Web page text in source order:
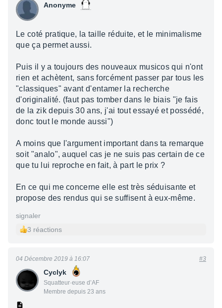
Anonyme
Le coté pratique, la taille réduite, et le minimalisme
que ça permet aussi.
Puis il y a toujours des nouveaux musicos qui n'ont
rien et achètent, sans forcément passer par tous les
"classiques" avant d'entamer la recherche
d'originalité. (faut pas tomber dans le biais "je fais
de la zik depuis 30 ans, j'ai tout essayé et possédé,
donc tout le monde aussi")
A moins que l'argument important dans ta remarque
soit "analo", auquel cas je ne suis pas certain de ce
que tu lui reproche en fait, à part le prix ?
En ce qui me concerne elle est très séduisante et
propose des rendus qui se suffisent à eux-même.
signaler
3 réactions
Cyclyk
Squatteur·euse d’AF
Membre depuis 23 ans
04 Décembre 2019 à 16:07 #3